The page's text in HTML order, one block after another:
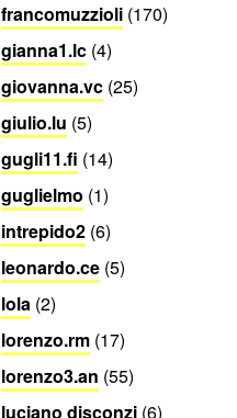
francomuzzioli (170)
gianna1.lc (4)
giovanna.vc (25)
giulio.lu (5)
gugli11.fi (14)
guglielmo (1)
intrepido2 (6)
leonardo.ce (5)
lola (2)
lorenzo.rm (17)
lorenzo3.an (55)
luciano disconzi (6)